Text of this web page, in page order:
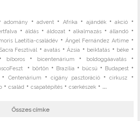
adomány •advent • Afrika • ajándék•akció •
•áldás • áldozat•alkalmazás • állandó•
Laetitia-családév •Ángel Fernández Artime•
Fesztivál •avatás •Ázsia • beiktatás • béke •
bíboros • bicentenárium • boldoggáavatás•
• börtön • Brazília • búcsú • Budapest•
Centenárium •cigány pasztoráció•cirkusz •
•család •csapatépítés •cserkészek • ...
Összes címke